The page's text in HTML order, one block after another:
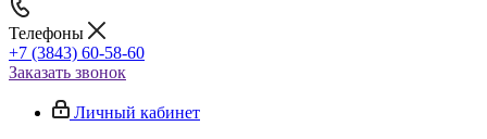
Телефоны
+7 (3843) 60-58-60
Заказать звонок
Личный кабинет